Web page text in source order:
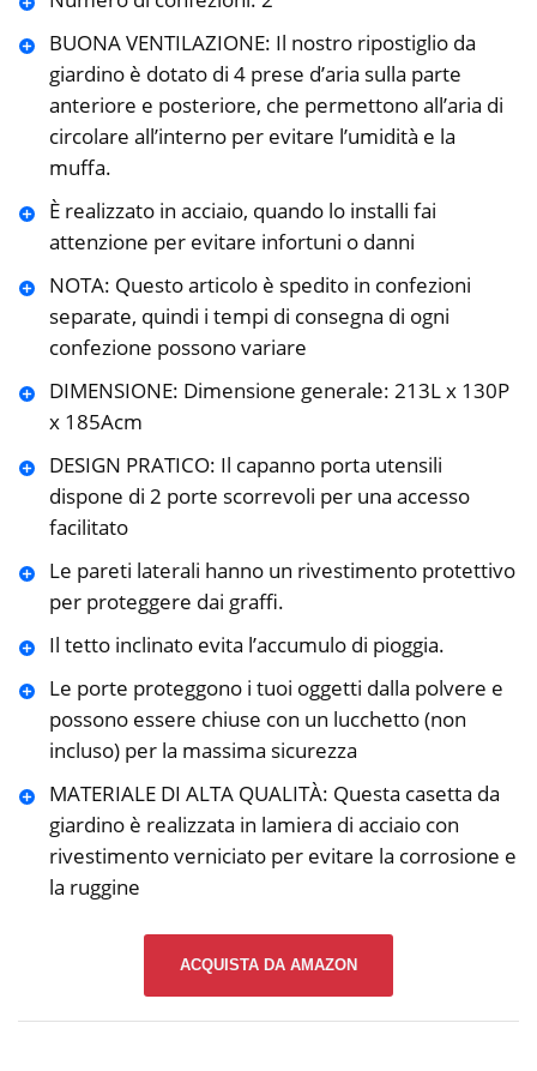
BUONA VENTILAZIONE: Il nostro ripostiglio da
giardino è dotato di 4 prese d’aria sulla parte
anteriore e posteriore, che permettono all’aria di
circolare all’interno per evitare l’umidità e la
muffa.
È realizzato in acciaio, quando lo installi fai
attenzione per evitare infortuni o danni
NOTA: Questo articolo è spedito in confezioni
separate, quindi i tempi di consegna di ogni
confezione possono variare
DIMENSIONE: Dimensione generale: 213L x 130P
x 185Acm
DESIGN PRATICO: Il capanno porta utensili
dispone di 2 porte scorrevoli per una accesso
facilitato
Le pareti laterali hanno un rivestimento protettivo
per proteggere dai graffi.
Il tetto inclinato evita l’accumulo di pioggia.
Le porte proteggono i tuoi oggetti dalla polvere e
possono essere chiuse con un lucchetto (non
incluso) per la massima sicurezza
MATERIALE DI ALTA QUALITÀ: Questa casetta da
giardino è realizzata in lamiera di acciaio con
rivestimento verniciato per evitare la corrosione e
la ruggine
ACQUISTA DA AMAZON